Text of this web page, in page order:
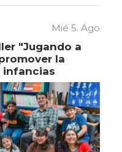
Mié 5. Ago
"Jugando a
la
infancias